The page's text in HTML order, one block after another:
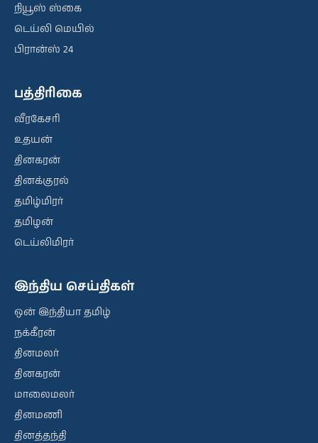
நியூஸ் ஸ்கை
டெய்லி மெயில்
பிரான்ஸ் 24
பத்திரிகை
வீரகேசரி
உதயன்
தினகரன்
தினக்குரல்
தமிழ்மிரர்
தமிழன்
டெய்லிமிரர்
இந்திய செய்திகள்
ஒன் இந்தியா தமிழ்
நக்கீரன்
தினமலர்
தினகரன்
மாலைமலர்
தினமணி
தினத்தந்தி